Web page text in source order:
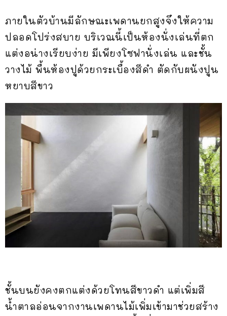
ภายในตัวบ้านมีลักษณะเพดานยกสูงจึงให้ความ
ปลอดโปร่งสบาย บริเวณนี้เป็นห้องนั่งเล่นที่ตก
แต่งอน่างเรียบง่าย มีเพียงโซฟานั่งเล่น และชั้น
วางไม้ พื้นห้องปูด้วยกระเบื้องสีดำ ตัดกับผนังปูน
หยาบสีขาว
ชั้นบนยังคงตกแต่งด้วยโทนสีขาวดำ แต่เพิ่มสี
น้ำตาลอ่อนจากงานเพดานไม้เพิ่มเข้ามาช่วยสร้าง